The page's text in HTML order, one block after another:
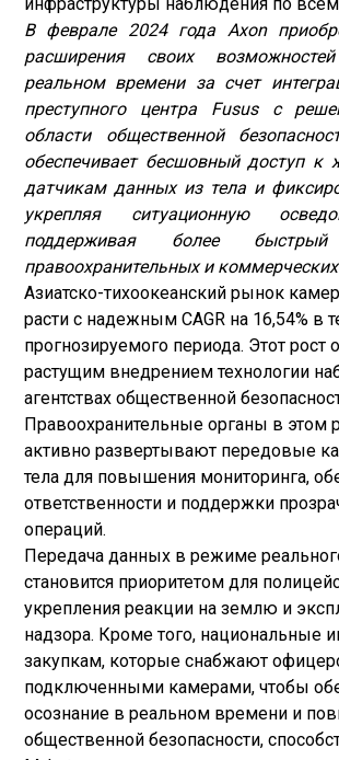
В феврале 2024 года Axon
расширения своих
реальном времени за счет
преступного центра Fusus с
области общественной
обеспечивает бесшовный доступ
датчикам данных из тела и
укрепляя ситуационную
поддерживая более
правоохранительных и коммерческих
Азиатско-тихоокеанский рынок
расти с надежным CAGR на 16,54% в
прогнозируемого периода. Этот рост
растущим внедрением технологии
агентствах общественной
Правоохранительные органы в этом
активно развертывают передовые
тела для повышения мониторинга,
ответственности и поддержки
операций.
Передача данных в режиме
становится приоритетом для
укрепления реакции на землю и
надзора. Кроме того, национальные
закупкам, которые снабжают
подключенными камерами, чтобы
осознание в реальном времени и
общественной безопасности,